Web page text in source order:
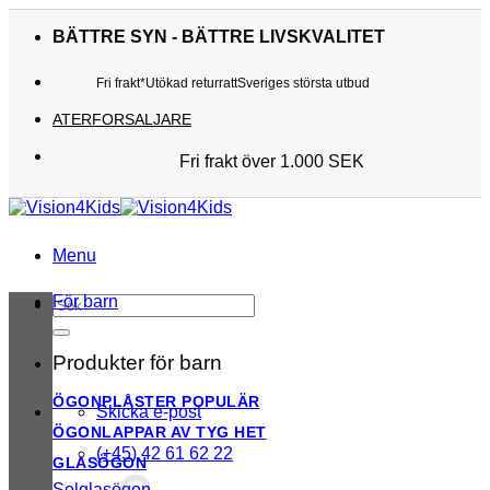
BÄTTRE SYN - BÄTTRE LIVSKVALITET
Fri frakt*Utökad returrattSveriges största utbud
ATERFORSALJARE
Fri frakt över 1.000 SEK
Kunderna älskar oss
Utökad returratt
Sveriges största utbud
Menu
Sök
efter:
Skicka e-post
(+45) 42 61 62 22
För barn
Produkter för barn
ÖGONPLÅSTER
ÖGONLAPPAR AV TYG
GLASÖGON